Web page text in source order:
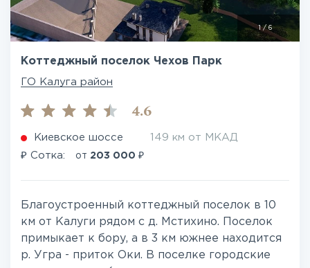
1/ 6
Коттеджный поселок Чехов Парк
ГО Калуга район
4.6
Киевское шоссе 149 км от МКАД
₽ Сотка: от 203 000 ₽
Благоустроенный коттеджный поселок в 10
км от Калуги рядом с д. Мстихино. Поселок
примыкает к бору, а в 3 км южнее находится
р. Угра - приток Оки. В поселке городские